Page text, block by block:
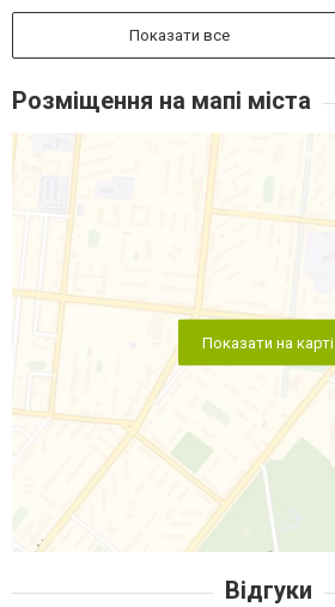
Показати все
Розміщення на мапі міста
Показати на карті
Відгуки